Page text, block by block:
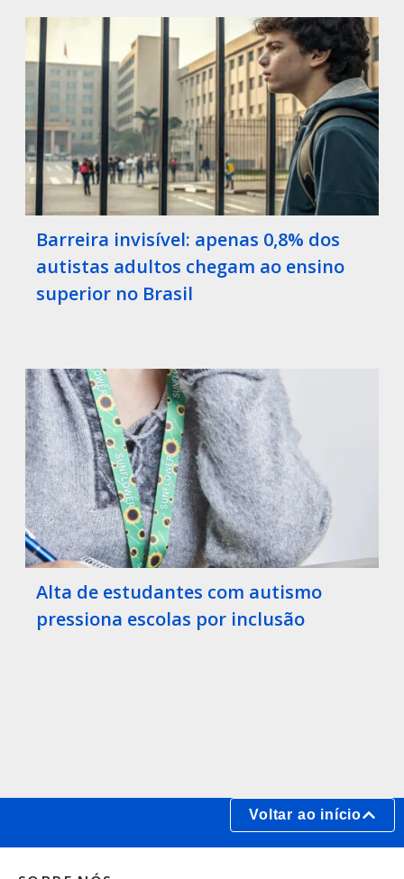
Barreira invisível: apenas 0,8% dos
autistas adultos chegam ao ensino
superior no Brasil
Alta de estudantes com autismo
pressiona escolas por inclusão
Voltar ao início